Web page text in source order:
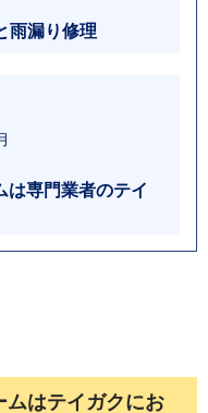
雨漏り修理
は専門業者のテイ
ムはテイガクにお